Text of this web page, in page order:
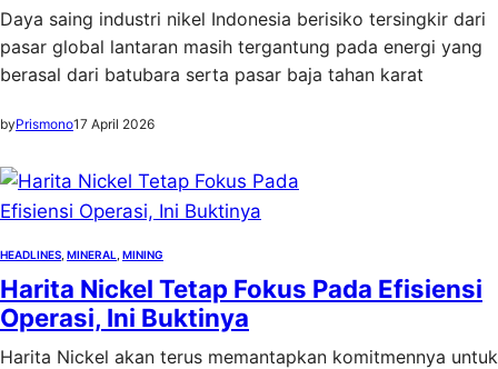
Daya saing industri nikel Indonesia berisiko tersingkir dari
pasar global lantaran masih tergantung pada energi yang
berasal dari batubara serta pasar baja tahan karat
byPrismono17 April 2026
HEADLINES MINERAL MINING
Harita Nickel Tetap Fokus Pada Efisiensi
Operasi, Ini Buktinya
Harita Nickel akan terus memantapkan komitmennya untuk